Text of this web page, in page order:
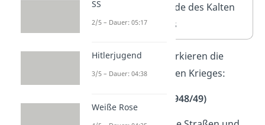
und Ende des Kalten
Krieges
Diesefünf Krisen
markieren die
Höhepunkte des Kalten Krieges:
Berliner Blockade (1948/49)
SS
2/5 – Dauer: 05:17
Hitlerjugend
3/5 – Dauer: 04:38
Weiße Rose